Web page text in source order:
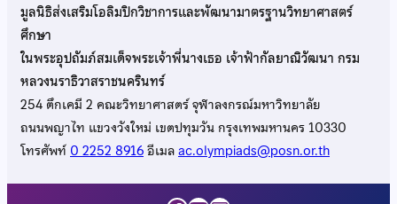
มูลนิธิส่งเสริมโอลิมปิกวิชาการและพัฒนามาตรฐานวิทยาศาสตร์
ศึกษา
ในพระอุปถัมภ์สมเด็จพระเจ้าพี่นางเธอ เจ้าฟ้ากัลยาณิวัฒนา กรม
หลวงนราธิวาสราชนครินทร์
254 ตึกเคมี 2 คณะวิทยาศาสตร์ จุฬาลงกรณ์มหาวิทยาลัย
ถนนพญาไท แขวงวังใหม่ เขตปทุมวัน กรุงเทพมหานคร 10330
โทรศัพท์0 2252 8916อีเมลac.olympiads@posn.or.th